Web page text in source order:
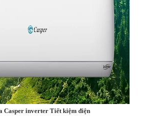
Casper inverter Tiết kiệm điện